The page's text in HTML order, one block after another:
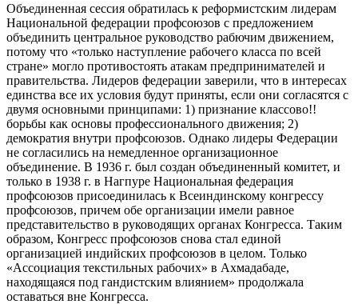
Объединенная сессия обратилась к реформистским лидерам
Национальной федерации профсоюзов с предложением
объединить центральное руководство рабючим движением,
потому что «только наступление рабочего класса по всей
стране» могло противостоять атакам предпринимателей и
правительства. Лидеров федерации заверили, что в интересах
единства все их условия будут приняты, если они согласятся с
двумя основными принципами: 1) признание классово!!
борьбы как основы профессионального движения; 2)
демократия внутри профсоюзов. Однако лидеры Федерации
не согласились на немедленное организационное
объединение. В 1936 г. был создан объединенный комитет, и
только в 1938 г. в Нагпуре Национальная федерация
профсоюзов присоединилась к Всеиндинскому конгрессу
профсоюзов, причем обе организации имели равное
представительство в руководящих органах Конгресса. Таким
образом, Конгресс профсоюзов снова стал единой
организацией индийских профсоюзов в целом. Только
«Ассоциация текстильных рабочих» в Ахмадабаде,
находящаяся под гандистским влиянием» продолжала
оставаться вне Конгресса.